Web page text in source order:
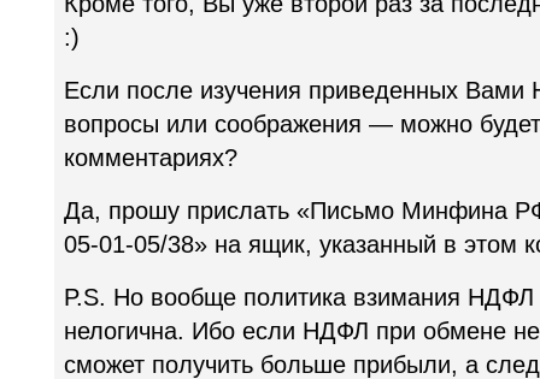
:)
Если после изучения приведенных Вами
вопросы или соображения — можно будет
комментариях?
Да, прошу прислать «Письмо Минфина
05-01-05/38» на ящик, указанный в этом
P.S. Но вообще политика взимания
нелогична. Ибо если НДФЛ при обмене
сможет получить больше прибыли, а